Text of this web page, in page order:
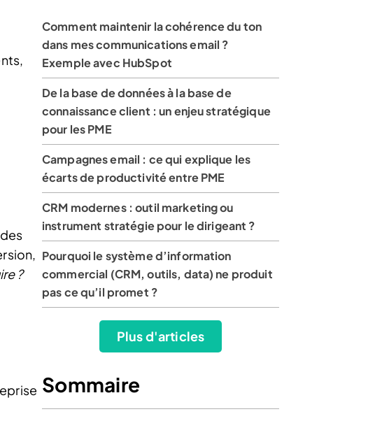
?
Comment maintenir la cohérence du ton
dans mes communications email ?
Exemple avec HubSpot
De la base de données à la base de
connaissance client : un enjeu stratégique
pour les PME
Campagnes email : ce qui explique les
écarts de productivité entre PME
CRM modernes : outil marketing ou
instrument stratégie pour le dirigeant ?
Pourquoi le système d’information
commercial (CRM, outils, data) ne produit
pas ce qu’il promet ?
Plus d'articles
Sommaire